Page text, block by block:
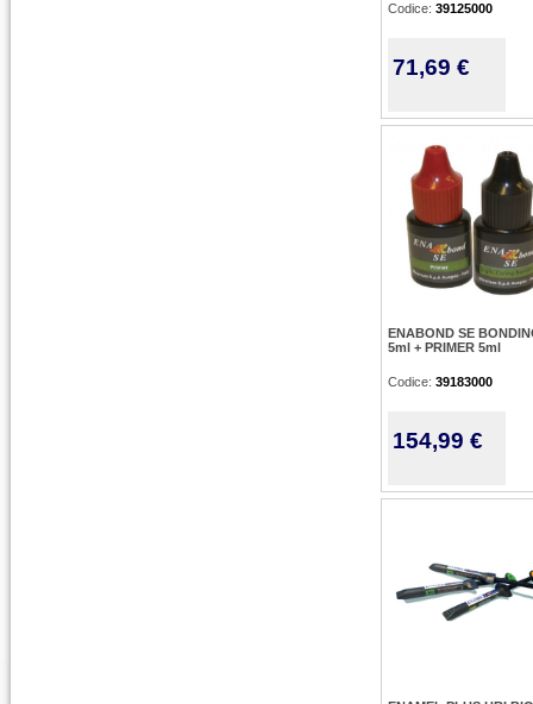
Codice: 39125000
71,69 €
ENABOND SE
5ml + PRIMER 5ml
Codice: 39183000
154,99 €